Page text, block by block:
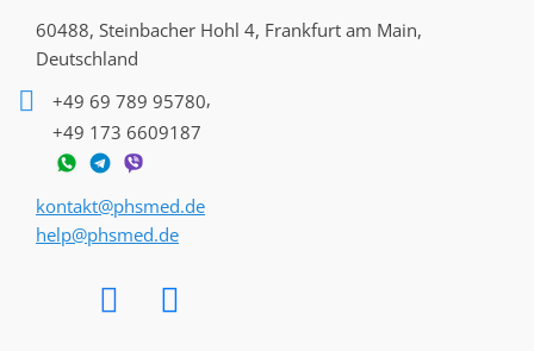
котором регулярно принимаются пациенты с
заболеваниями коленного сустава, в том числе, после
травмы связок или мениска. Многолетний опыт и
регулярная научная деятельность наших ортопедов и
хирургов легли в основу эффективной терапии и
реабилитации больных, столкнувшихся с данной
проблемой.Помощь при травме коленного сустава
оказывается на самом высоком уровне как при
несчастных случаев, неудачных падений во время
прогулки или подвижных игр.
60488, Steinbacher Hohl 4, Frankfurt am Main,
Deutschland
+49 69 789 95780,
+49 173 6609187
kontakt@phsmed.de
help@phsmed.de